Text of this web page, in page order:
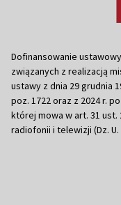
Dofinansowanie
związanych z realizacją
ustawy z dnia 29 grudnia
poz. 1722 oraz z 2024 r.
której mowa w art. 31 ust.
radiofonii i telewizji (Dz. U.